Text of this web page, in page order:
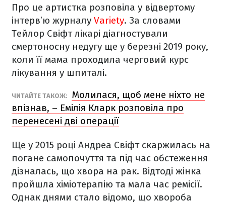
Про це артистка розповіла у відвертому
інтерв’ю журналу Variety. За словами
Тейлор Свіфт лікарі діагностували
смертоносну недугу ще у березні 2019 року,
коли її мама проходила черговий курс
лікування у шпиталі.
ЧИТАЙТЕ ТАКОЖ:
Молилася, щоб мене ніхто не
впізнав, – Емілія Кларк розповіла про
перенесені дві операції
Ще у 2015 році Андреа Свіфт скаржилась на
погане самопочуття та під час обстеження
дізналась, що хвора на рак. Відтоді жінка
пройшла хіміотерапію та мала час ремісії.
Однак днями стало відомо, що хвороба